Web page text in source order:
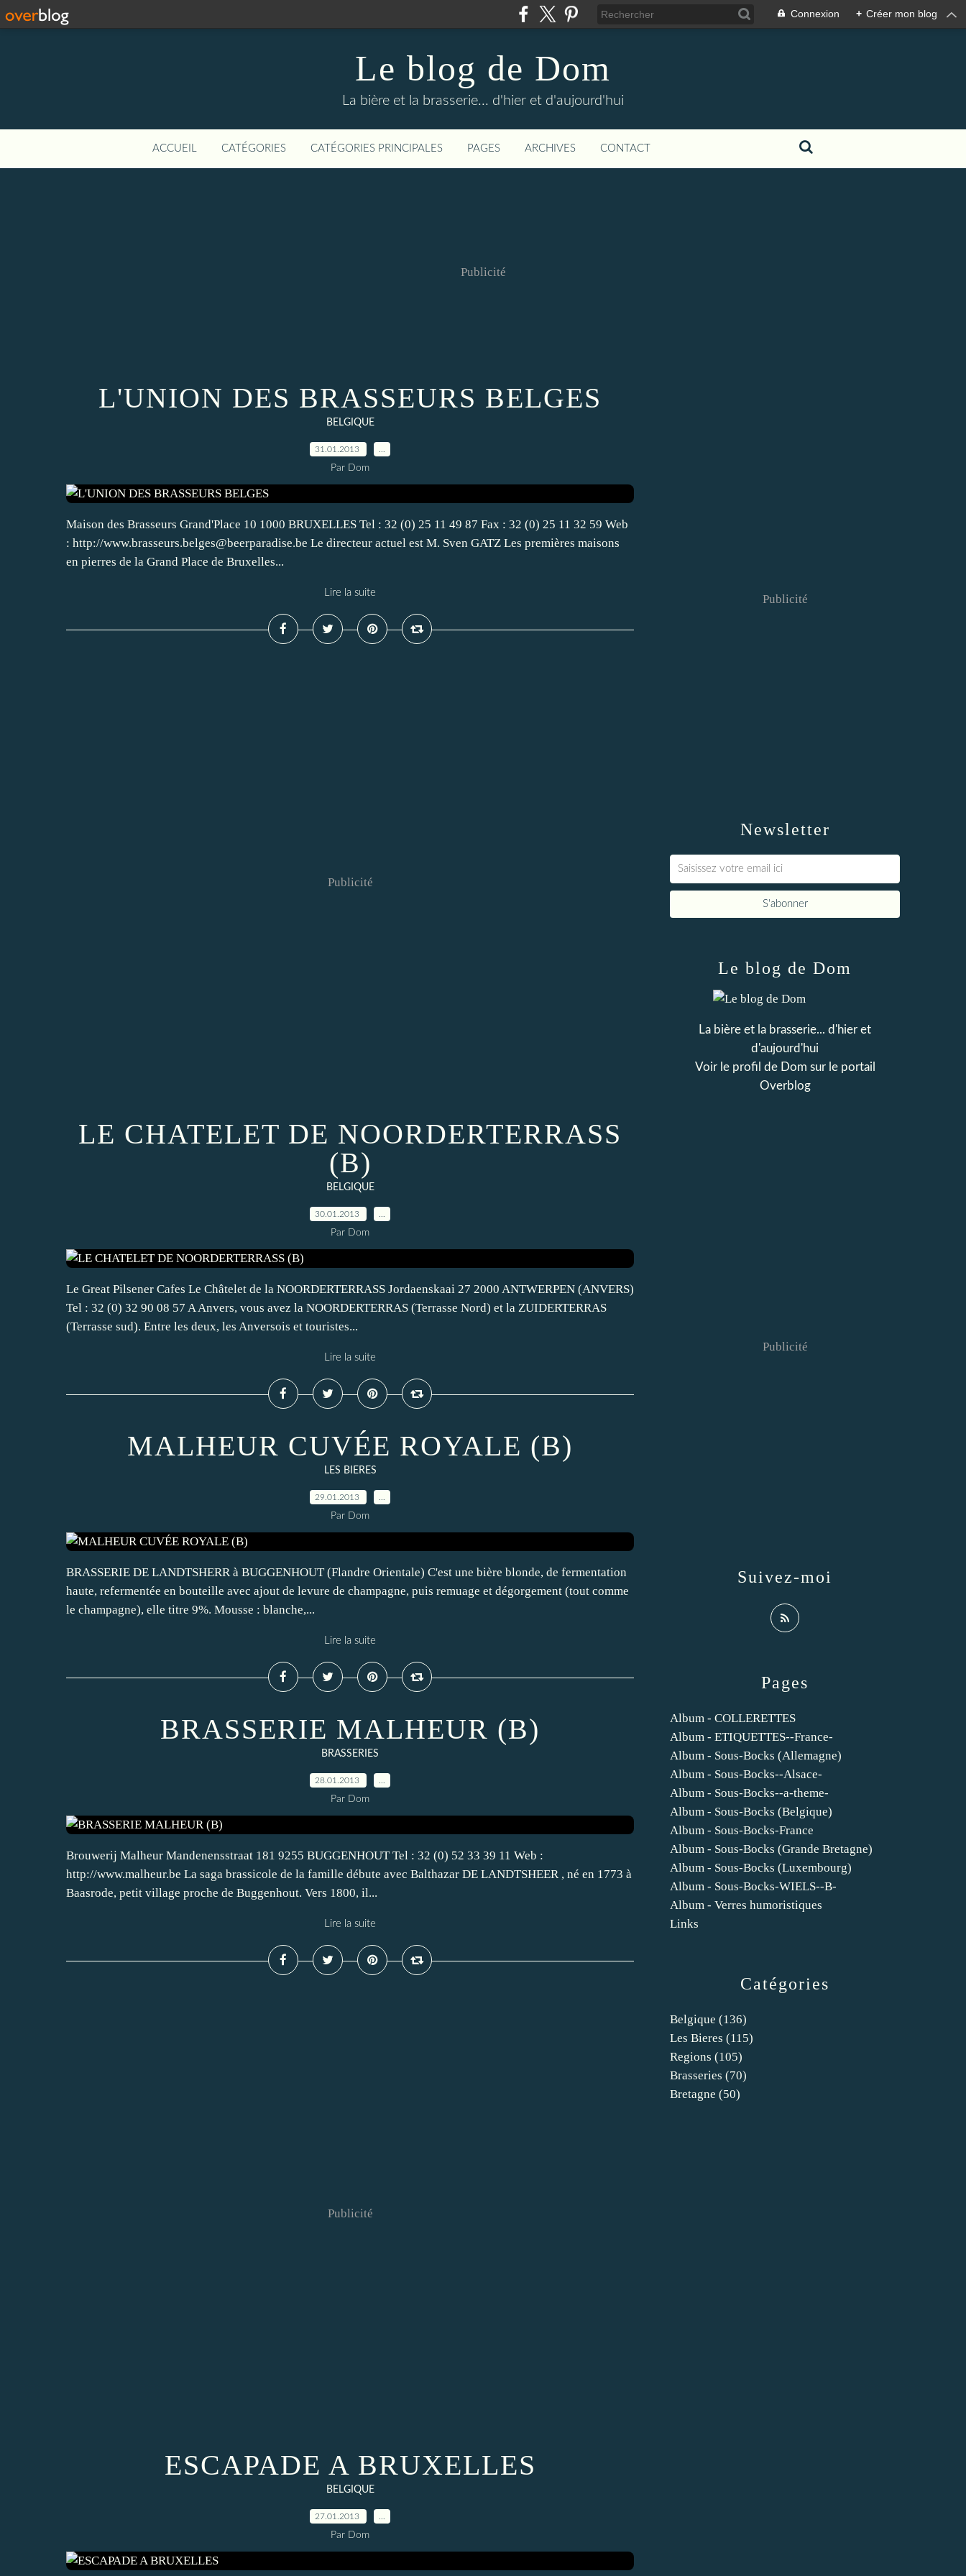
Connexion + Créer mon blog
Le blog de Dom
La bière et la brasserie... d'hier et d'aujourd'hui
ACCUEIL CATÉGORIES CATÉGORIES PRINCIPALES PAGES ARCHIVES CONTACT
Publicité
L'UNION DES BRASSEURS BELGES
BELGIQUE
31.01.2013
Par Dom
Maison des Brasseurs Grand'Place 10 1000 BRUXELLES Tel : 32 (0) 25 11 49 87 Fax : 32 (0) 25 11 32 59 Web
: http://www.brasseurs.belges@beerparadise.be Le directeur actuel est M. Sven GATZ Les premières maisons
en pierres de la Grand Place de Bruxelles...
Lire la suite
Publicité
LE CHATELET DE NOORDERTERRASS
(B)
BELGIQUE
30.01.2013
Par Dom
Le Great Pilsener Cafes Le Châtelet de la NOORDERTERRASS Jordaenskaai 27 2000 ANTWERPEN (ANVERS)
Tel : 32 (0) 32 90 08 57 A Anvers, vous avez la NOORDERTERRAS (Terrasse Nord) et la ZUIDERTERRAS
(Terrasse sud). Entre les deux, les Anversois et touristes...
Lire la suite
MALHEUR CUVÉE ROYALE (B)
LES BIERES
29.01.2013
Par Dom
BRASSERIE DE LANDTSHERR à BUGGENHOUT (Flandre Orientale) C'est une bière blonde, de fermentation
haute, refermentée en bouteille avec ajout de levure de champagne, puis remuage et dégorgement (tout comme
le champagne), elle titre 9%. Mousse : blanche,...
Lire la suite
BRASSERIE MALHEUR (B)
BRASSERIES
28.01.2013
Par Dom
Brouwerij Malheur Mandenensstraat 181 9255 BUGGENHOUT Tel : 32 (0) 52 33 39 11 Web :
http://www.malheur.be La saga brassicole de la famille débute avec Balthazar DE LANDTSHEER , né en 1773 à
Baasrode, petit village proche de Buggenhout. Vers 1800, il...
Lire la suite
Publicité
ESCAPADE A BRUXELLES
BELGIQUE
27.01.2013
Par Dom
Newsletter
Publicité
Catégories
Belgique (136)
Les Bieres (115)
Regions (105)
Brasseries (70)
Bretagne (50)
Pages
Album - COLLERETTES
Album - ETIQUETTES--France-
Album - Sous-Bocks (Allemagne)
Album - Sous-Bocks--Alsace-
Album - Sous-Bocks--a-theme-
Album - Sous-Bocks (Belgique)
Album - Sous-Bocks-France
Album - Sous-Bocks (Grande Bretagne)
Album - Sous-Bocks (Luxembourg)
Album - Sous-Bocks-WIELS--B-
Album - Verres humoristiques
Links
Le blog de Dom
La bière et la brasserie... d'hier et
d'aujourd'hui
Voir le profil de Dom sur le portail
Overblog
Suivez-moi
Publicité